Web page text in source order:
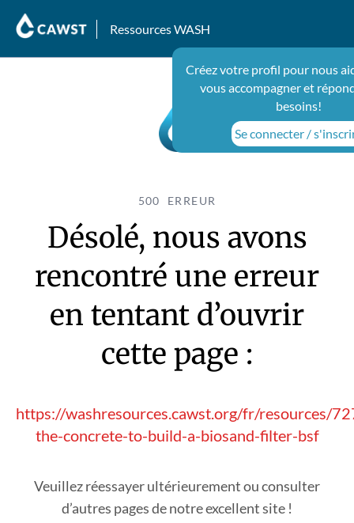
Ressources WASH
Créez votre profil pour nous
vous accompagner et
besoins!
Se connecter /
500 ERREUR
Désolé, nous avons
rencontré une erreur
en tentant d’ouvrir
cette page :
https://washresources.cawst.org/fr/resources/
the-concrete-to-build-a-biosand-filter-bsf
Veuillez réessayer ultérieurement ou consulter
d’autres pages de notre excellent site !